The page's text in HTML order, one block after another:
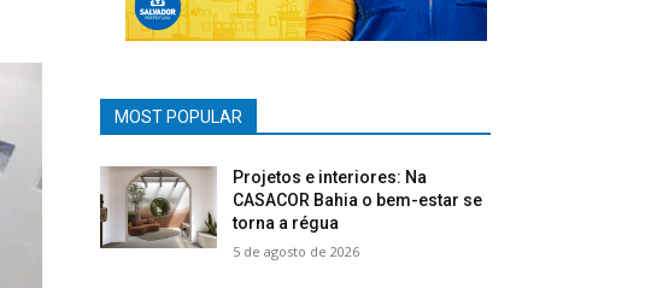
MOST POPULAR
Projetos e interiores: Na
CASACOR Bahia o bem-estar se
torna a régua
5 de agosto de 2026